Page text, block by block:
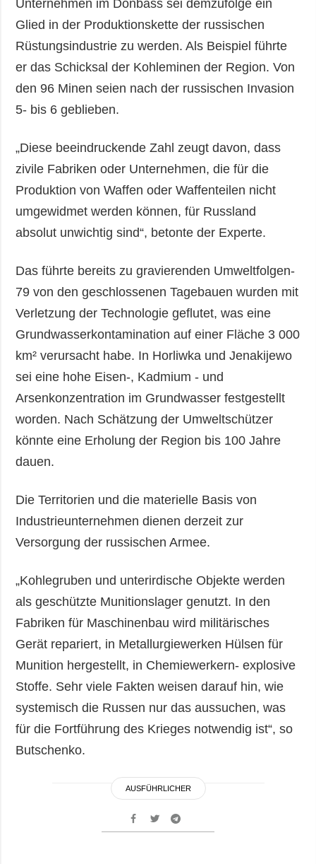
Unternehmen im Donbass sei demzufolge ein
Glied in der Produktionskette der russischen
Rüstungsindustrie zu werden. Als Beispiel führte
er das Schicksal der Kohleminen der Region. Von
den 96 Minen seien nach der russischen Invasion
5- bis 6 geblieben.
„Diese beeindruckende Zahl zeugt davon, dass
zivile Fabriken oder Unternehmen, die für die
Produktion von Waffen oder Waffenteilen nicht
umgewidmet werden können, für Russland
absolut unwichtig sind“, betonte der Experte.
Das führte bereits zu gravierenden Umweltfolgen-
79 von den geschlossenen Tagebauen wurden mit
Verletzung der Technologie geflutet, was eine
Grundwasserkontamination auf einer Fläche 3 000
km² verursacht habe. In Horliwka und Jenakijewo
sei eine hohe Eisen-, Kadmium - und
Arsenkonzentration im Grundwasser festgestellt
worden. Nach Schätzung der Umweltschützer
könnte eine Erholung der Region bis 100 Jahre
dauen.
Die Territorien und die materielle Basis von
Industrieunternehmen dienen derzeit zur
Versorgung der russischen Armee.
„Kohlegruben und unterirdische Objekte werden
als geschützte Munitionslager genutzt. In den
Fabriken für Maschinenbau wird militärisches
Gerät repariert, in Metallurgiewerken Hülsen für
Munition hergestellt, in Chemiewerkern- explosive
Stoffe. Sehr viele Fakten weisen darauf hin, wie
systemisch die Russen nur das aussuchen, was
für die Fortführung des Krieges notwendig ist“, so
Butschenko.
AUSFÜHRLICHER